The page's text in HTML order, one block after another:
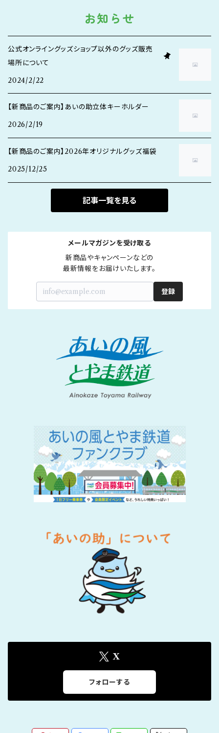
お知らせ
公式オンライングッズショップ以外のグッズ販売
場所について
2024/2/22
【新商品のご案内】あいの助立体キーホルダー
2026/2/19
【新商品のご案内】2026年オリジナルグッズ福袋
2025/12/25
記事一覧を見る
メールマガジンを受け取る
新商品やキャンペーンなどの
最新情報をお届けいたします。
登録
X
フォローする